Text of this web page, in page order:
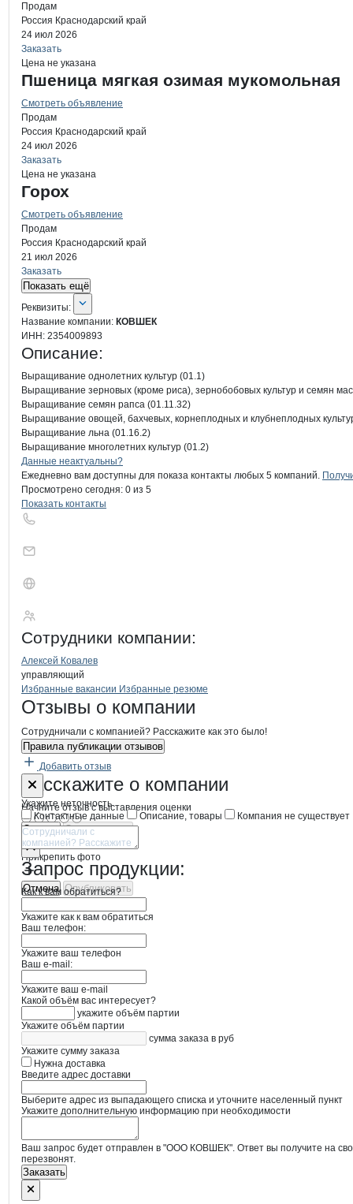
Продам
Россия Краснодарский край
24 июл 2026
Заказать
Цена не указана
Пшеница мягкая озимая мукомольная
Смотреть объявление
Продам
Россия Краснодарский край
24 июл 2026
Заказать
Цена не указана
Горох
Смотреть объявление
Продам
Россия Краснодарский край
21 июл 2026
Заказать
Показать ещё
О компании
Реквизиты
Реквизиты:
Название компании: КОВШЕК
ИНН: 2354009893
Описание:
Выращивание однолетних культур (01.1)
Выращивание зерновых (кроме риса), зернобобовых культур и семян
Выращивание семян рапса (01.11.32)
Выращивание овощей, бахчевых, корнеплодных и клубнеплодных
Выращивание льна (01.16.2)
Выращивание многолетних культур (01.2)
Контактыкомпании
+7(800)000-00-..
Данные неактуальны?
Ежедневно вам доступны для показа контакты любых 5 компаний.
Просмотрено сегодня: 0 из 5
Показать контакты
Сотрудники компании:
Алексей Ковалев
управляющий
Брендыкомпани КОВШЕК
Вакансии вКОВШЕК
Избранные вакансии Избранные резюме
Новости oКОВШЕК, ООО
Отзывы о компании
Сотрудничали с компанией? Расскажите как это было!
Правила публикации отзывов
Добавить отзыв
Расскажите о компании
Начните отзыв с выставления оценки
Прикрепить фото
Отмена Опубликовать
Форма обратной связи о
Укажите неточность
Контактные данные
Описание, товары Компания не существует
Отмена Опубликовать
Запрос продукции:
Как к вам обратиться?
Укажите как к вам обратиться
Ваш телефон:
Укажите ваш телефон
Ваш e-mail:
Укажите ваш e-mail
Какой объём вас интересует?
укажите объём партии
Укажите объём партии
сумма заказа в руб
Укажите сумму заказа
Нужна доставка
Введите адрес доставки
Выберите адрес из выпадающего списка и уточните населенный пункт
Укажите дополнительную информацию при необходимости
Ваш запрос будет отправлен в "ООО КОВШЕК". Ответ вы получите на
перезвонят.
Заказать